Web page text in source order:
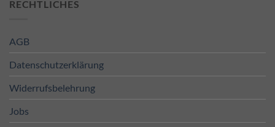
RECHTLICHES
AGB
Datenschutzerklärung
Widerrufsbelehrung
Jobs